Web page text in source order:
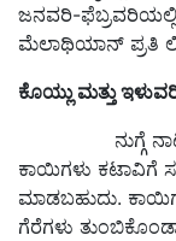
ಜನವರಿ-
ಮೆಲಾಥಿಯಾನ್ ಪ್ರತಿ
ಕೊಯ್ಲು ಮತ್ತು
ನುಗ್ಗೆ ನಾಟಿ
ಕಾಯಿಗಳು ಕಟಾವಿಗೆ
ಮಾಡಬಹುದು.
ಗೆರೆಗಳು